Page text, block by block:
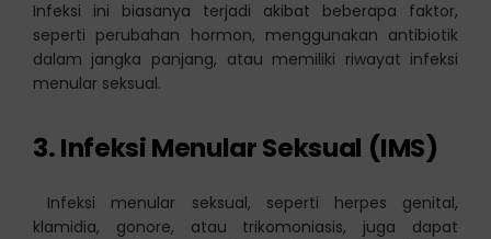
Infeksi ini biasanya terjadi akibat beberapa faktor,
seperti perubahan hormon, menggunakan antibiotik
dalam jangka panjang, atau memiliki riwayat infeksi
menular seksual.
3. Infeksi Menular Seksual (IMS)
Infeksi menular seksual, seperti herpes genital,
klamidia, gonore, atau trikomoniasis, juga dapat